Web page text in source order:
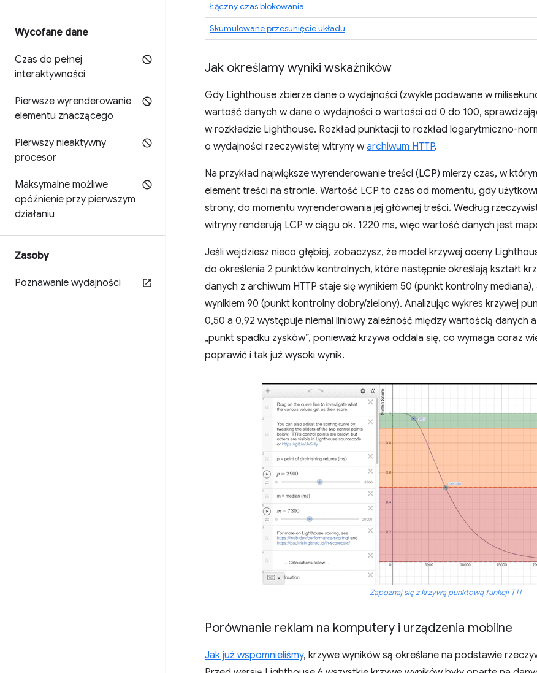
Wycofane dane
Czas do pełnej
interaktywności
Pierwsze wyrenderowanie
elementu znaczącego
Pierwszy nieaktywny
procesor
Maksymalne możliwe
opóźnienie przy pierwszym
działaniu
Zasoby
Poznawanie wydajności
Łączny czas blokowania
Skumulowane przesunięcie układu
Jak określamy wyniki wskaźników
Gdy Lighthouse zbierze dane o wydajności (zwykle podawane w
wartość danych w dane o wydajności o wartości od 0 do 100,
w rozkładzie Lighthouse. Rozkład punktacji to rozkład logarytmiczno-
o wydajności rzeczywistej witryny warchiwum HTTP.
Na przykład największe wyrenderowanie treści (LCP) mierzy czas, w
element treści na stronie. Wartość LCP to czas od momentu, gdy
strony, do momentu wyrenderowania jej głównej treści. Według
witryny renderują LCP w ciągu ok. 1220 ms, więc wartość danych jest
Jeśli wejdziesz nieco głębiej, zobaczysz, że model krzywej oceny
do określenia 2 punktów kontrolnych, które następnie określają kształt
danych z archiwum HTTP staje się wynikiem 50 (punkt kontrolny
wynikiem 90 (punkt kontrolny dobry/zielony). Analizując wykres krzywej
0,50 a 0,92 występuje niemal liniowy zależność między wartością danych
„punkt spadku zysków”, ponieważ krzywa oddala się, co wymaga coraz
poprawić i tak już wysoki wynik.
Zapoznaj się z krzywą punktową funkcji TTI
Porównanie reklam na komputery i urządzenia mobilne
Jak już wspomnieliśmy, krzywe wyników są określane na podstawie